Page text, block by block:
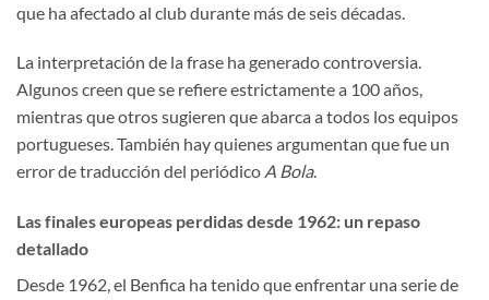
que ha afectado al club durante más de seis décadas.
La interpretación de la frase ha generado controversia.
Algunos creen que se refiere estrictamente a 100 años,
mientras que otros sugieren que abarca a todos los equipos
portugueses. También hay quienes argumentan que fue un
error de traducción del periódico A Bola.
Las finales europeas perdidas desde 1962: un repaso
detallado
Desde 1962, el Benfica ha tenido que enfrentar una serie de